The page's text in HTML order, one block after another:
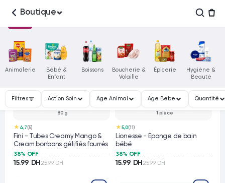
Boutique
Animalerie
Bébé &
Enfant
Boissons
Boucherie &
Volaille
Épicerie
Hygiène &
Beauté
Filtres Action Soin Age Animal Age Bebe Quantité
80 g
★ 4,7 (5)
Fini - Tubes Creamy Mango &
Cream bonbons gélifiés fourrés
38% OFF
15.99 DH 25.99 DH
1 pièce
★ 5,0(11)
Lionesse - Éponge de bain
bébé
38% OFF
15.99 DH 25.99 DH